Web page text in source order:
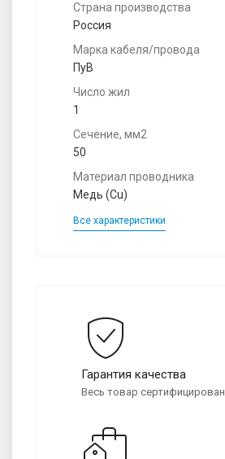
Страна производства
Россия
Марка кабеля/провода
ПуВ
Число жил
1
Сечение, мм2
50
Материал проводника
Медь (Cu)
Все характеристики
Гарантия качества
Весь товар сертифицирован